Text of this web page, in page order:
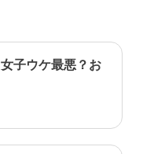
子ウケ最悪？お